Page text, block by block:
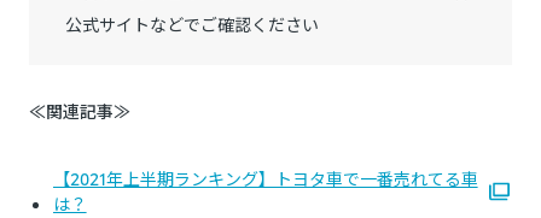
公式サイトなどでご確認ください
≪関連記事≫
【2021年上半期ランキング】トヨタ車で一番売れてる車
は？